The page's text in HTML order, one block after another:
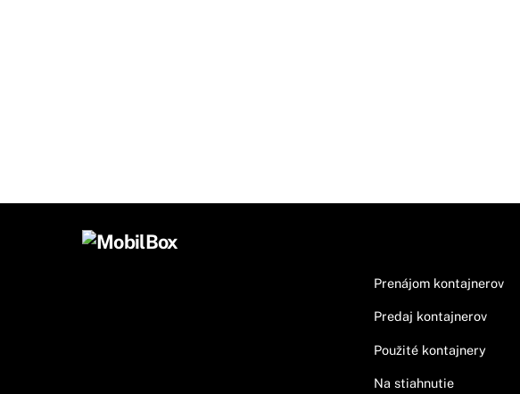
Prenájom kontajnerov
Predaj kontajnerov
Použité kontajnery
Na stiahnutie